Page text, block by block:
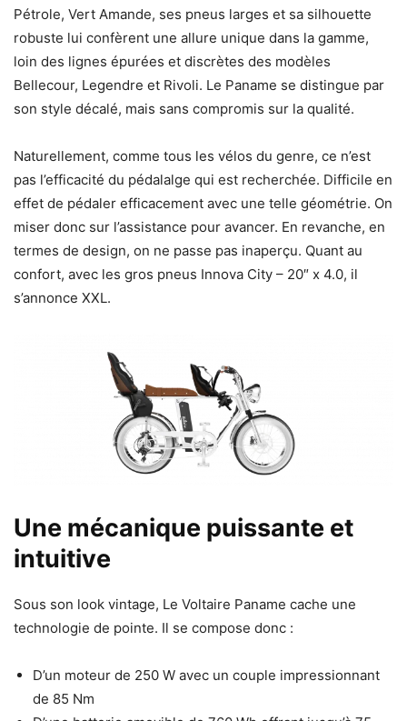
Pétrole, Vert Amande, ses pneus larges et sa silhouette
robuste lui confèrent une allure unique dans la gamme,
loin des lignes épurées et discrètes des modèles
Bellecour, Legendre et Rivoli. Le Paname se distingue par
son style décalé, mais sans compromis sur la qualité.
Naturellement, comme tous les vélos du genre, ce n’est
pas l’efficacité du pédalalge qui est recherchée. Difficile en
effet de pédaler efficacement avec une telle géométrie. On
miser donc sur l’assistance pour avancer. En revanche, en
termes de design, on ne passe pas inaperçu. Quant au
confort, avec les gros pneus Innova City – 20″ x 4.0, il
s’annonce XXL.
Une mécanique puissante et
intuitive
Sous son look vintage, Le Voltaire Paname cache une
technologie de pointe. Il se compose donc :
D’un moteur de 250 W avec un couple impressionnant
de 85 Nm